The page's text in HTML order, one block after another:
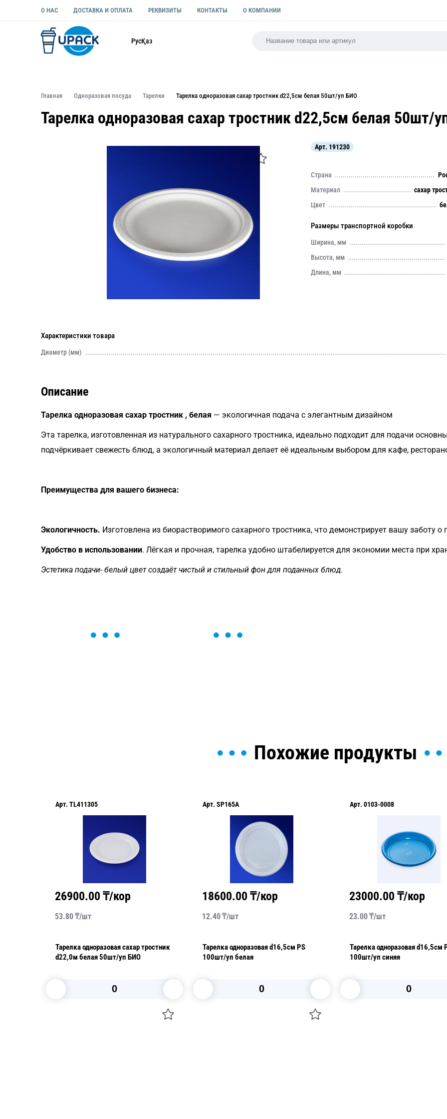
О НАС ДОСТАВКА И ОПЛАТА РЕКВИЗИТЫ КОНТАКТЫ О КОМПАНИИ
РусҚаз
Главная Одноразовая посуда Тарелки Тарелка одноразовая сахар тростник d22,5см белая 50шт/уп БИО
Тарелка одноразовая сахар тростник d22,5см белая 50шт/
Арт. 191230
Страна
Материал
сахар
Цвет
Размеры транспортной коробки
Ширина, мм
Высота, мм
Длина, мм
Характеристики товара
Диаметр (мм)
Описание
Тарелка одноразовая сахар тростник , белая — экологичная подача с элегантным дизайном
Эта тарелка, изготовленная из натурального сахарного тростника, идеально подходит для подачи
подчёркивает свежесть блюд, а экологичный материал делает её идеальным выбором для кафе,
Преимущества для вашего бизнеса:
Экологичность. Изготовлена из биорастворимого сахарного тростника, что демонстрирует вашу заботу о
Удобство в использовании. Лёгкая и прочная, тарелка удобно штабелируется для экономии места при
Эстетика подачи- белый цвет создаёт чистый и стильный фон для поданных блюд.
Похожие продукты
Арт. TL411305
26900.00 ₸/кор
53.80₸/шт
Тарелка одноразовая сахар тростник
d22,0м белая 50шт/уп БИО
Арт. SP165A
18600.00 ₸/кор
12.40₸/шт
Тарелка одноразовая d16,5см PS
100шт/уп белая
Арт. 0103-0008
23000.00 ₸/кор
23.00₸/шт
Тарелка одноразовая d16,5см
100шт/уп синяя